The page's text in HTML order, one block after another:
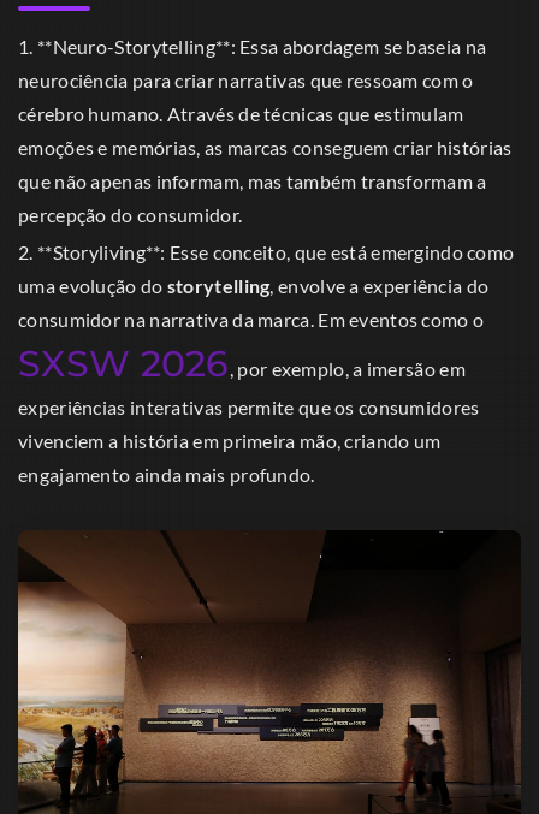
1. **Neuro-Storytelling**: Essa abordagem se baseia na
neurociência para criar narrativas que ressoam com o
cérebro humano. Através de técnicas que estimulam
emoções e memórias, as marcas conseguem criar histórias
que não apenas informam, mas também transformam a
percepção do consumidor.
2. **Storyliving**: Esse conceito, que está emergindo como
uma evolução do storytelling, envolve a experiência do
consumidor na narrativa da marca. Em eventos como o
SXSW 2026, por exemplo, a imersão em
experiências interativas permite que os consumidores
vivenciem a história em primeira mão, criando um
engajamento ainda mais profundo.